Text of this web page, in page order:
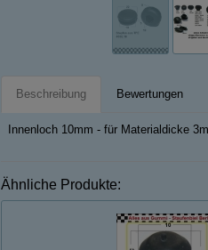
Beschreibung Bewertungen
Innenloch 10mm - für Materialdicke
Ähnliche Produkte: